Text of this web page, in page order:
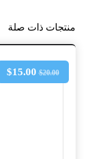
منتجات ذات صلة
$20.00
$15.00